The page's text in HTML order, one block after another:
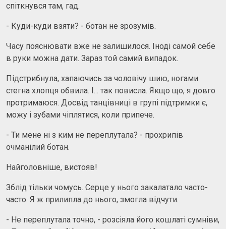
спіткнувся там, гад.
- Куди-куди взяти? - ботан не зрозумів.
Часу пояснювати вже не залишилося. Іноді самой себе
в руки можна дати. Зараз той самий випадок.
Підстрибнула, хапаючись за чоловічу шию, ногами
стегна хлопця обвила. І... так повисла. Якщо що, я довго
протримаюся. Досвід танцівниці в групі підтримки є,
можу і зубами чіплятися, коли припече.
- Ти мене ні з ким не переплутала? - прохрипів
очманілий ботан.
Найголовніше, вистояв!
Зблід тільки чомусь. Серце у нього закалатало часто-
часто. Я ж прилипла до нього, змогла відчути.
- Не переплутала точно, - розсіяла його кошлаті сумніви,